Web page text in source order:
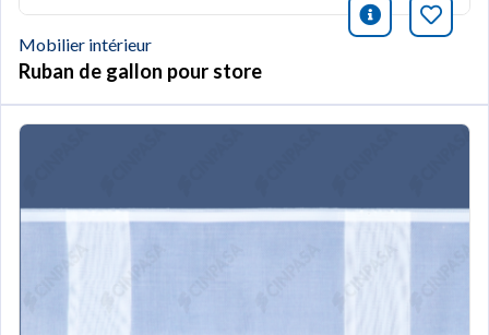
icono
Mobilier intérieur
Ruban de gallon pour store